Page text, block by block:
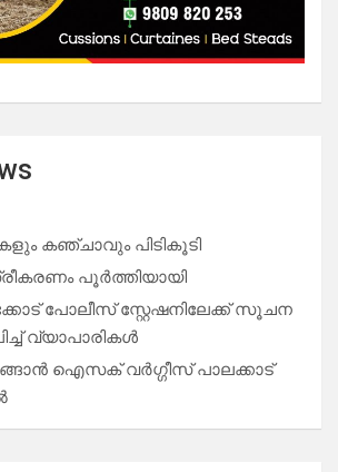
കഞ്ചാവും പിടികൂടി
പൂർത്തിയായി
പോലീസ് സ്റ്റേഷനിലേക്ക് സൂചന
വ്യാപാരികൾ
ഐസക് വര്‍ഗ്ഗീസ് പാലക്കാട്